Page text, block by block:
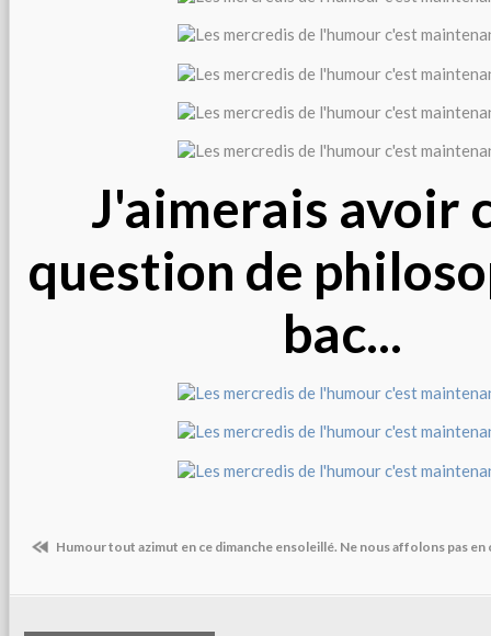
J'aimerais avoir
question de
bac...
Humour tout azimut en ce dimanche ensoleillé. Ne nous affolons pas